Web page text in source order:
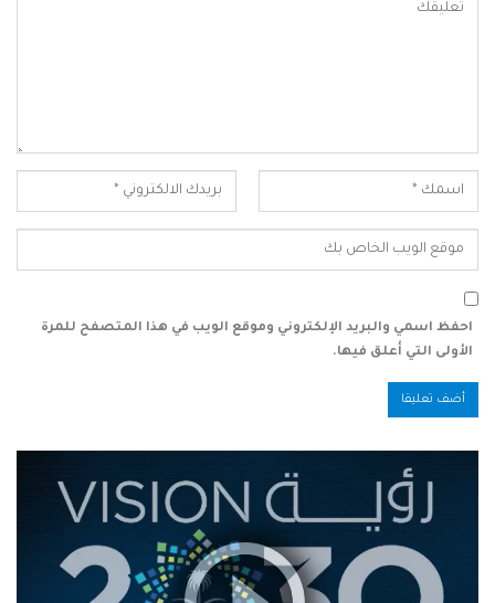
احفظ اسمي والبريد الإلكتروني وموقع الويب في هذا المتصفح للمرة
الأولى التي أعلق فيها.